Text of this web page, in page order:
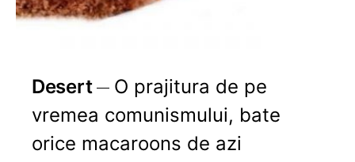
Desert
O prajitura de pe
vremea comunismului, bate
orice macaroons de azi